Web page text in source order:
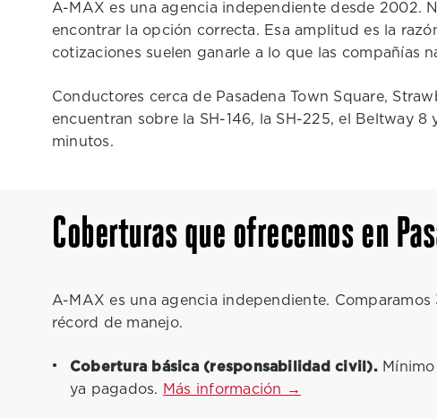
A-MAX es una agencia independiente desde 2002.
encontrar la opción correcta. Esa amplitud es la
cotizaciones suelen ganarle a lo que las compañías
Conductores cerca de Pasadena Town Square,
encuentran sobre la SH-146, la SH-225, el Beltway
minutos.
Coberturas que ofrecemos en
A-MAX es una agencia independiente.
récord de manejo.
Cobertura básica (responsabilidad civil).Mínimo
ya pagados. Más información →